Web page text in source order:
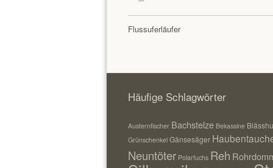
Flussuferläufer
Häufige Schlagwörter
Austernfischer Bachstelze Bekassine
Grünschenkel Gänsesäger
Neuntöter Polarfuchs Reh